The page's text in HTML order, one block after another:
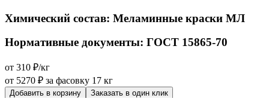
Химический состав: Меламинные краски МЛ
Нормативные документы: ГОСТ 15865-70
от 310 ₽/кг
от 5270 ₽ за фасовку 17 кг
Добавить в корзину Заказать в один клик